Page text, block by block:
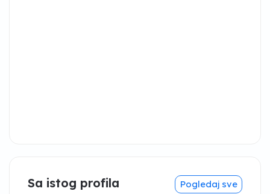
Sa istog profila Pogledaj sve